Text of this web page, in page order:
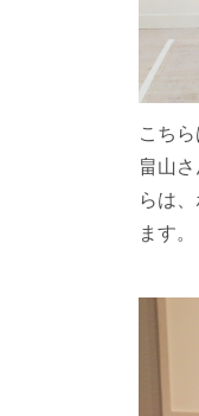
こち
畠山
らは
ます。